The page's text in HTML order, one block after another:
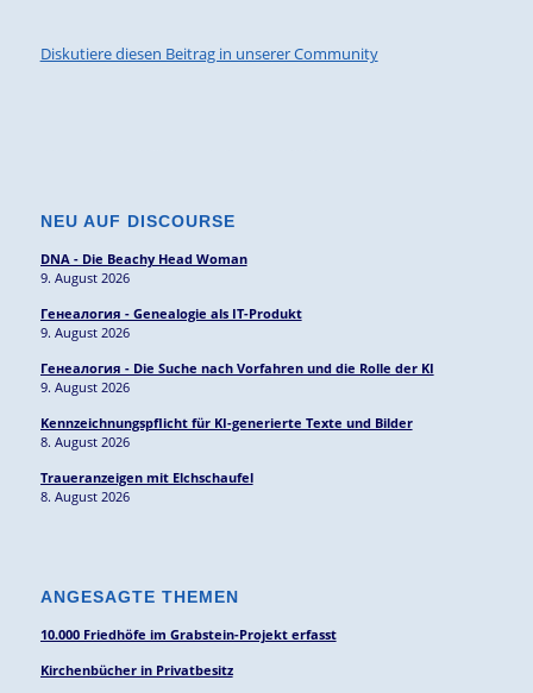
Diskutiere diesen Beitrag in unserer Community
NEU AUF DISCOURSE
DNA - Die Beachy Head Woman
9. August 2026
Генеалогия - Genealogie als IT-Produkt
9. August 2026
Генеалогия - Die Suche nach Vorfahren und die Rolle der KI
9. August 2026
Kennzeichnungspflicht für KI-generierte Texte und Bilder
8. August 2026
Traueranzeigen mit Elchschaufel
8. August 2026
ANGESAGTE THEMEN
10.000 Friedhöfe im Grabstein-Projekt erfasst
Kirchenbücher in Privatbesitz